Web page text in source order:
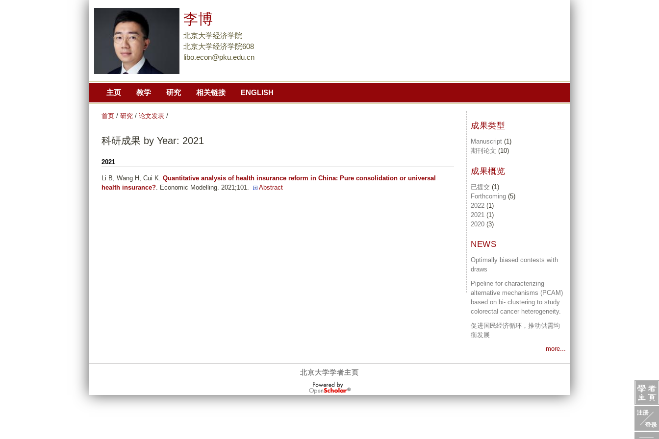
主
李博
北京大学经济学院
北京大学经济学院608
libo.econ@pku.edu.cn
主页 教学 研究 相关链接 ENGLISH
首页 / 研究 / 论文发表 /
科研成果 by Year: 2021
2021
Li B, Wang H, Cui K. Quantitative analysis of health insurance reform in China: Pure consolidation or universal
health insurance?. Economic Modelling. 2021;101. Abstract
成果类型
Manuscript (1)
期刊论文 (10)
成果概览
已提交 (1)
Forthcoming (5)
2022 (1)
2021 (1)
2020 (3)
NEWS
Optimally biased contests with
draws
Pipeline for characterizing
alternative mechanisms (PCAM)
based on bi- clustering to study
colorectal cancer heterogeneity.
促进国民经济循环，推动供需均
衡发展
more...
北京大学学者主页
OpenScholar